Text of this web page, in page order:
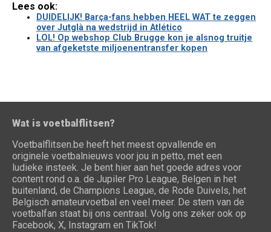
Lees ook:
DUIDELIJK! Barça-fans hebben HEEL WAT te zeggen
over Jutglà na wedstrijd in Atlético
LOL! Op webshop Club Brugge kon je alsnog truitje
van afgeketste miljoenentransfer kopen
Wat is voetbalflitsen?
Voetbalflitsen.be heeft het meest opvallende en
originele voetbalnieuws voor jou in petto, met een
ludieke insteek. Je bent hier aan het goede adres voor
content rond o.a. de Jupiler Pro League, Belgen in het
buitenland, de Champions League, de Rode Duivels, het
Belgisch amateurvoetbal en veel meer. De stem van de
voetbalfan staat bij ons centraal. Volg ons zeker ook op
Facebook, X, Instagram en TikTok!